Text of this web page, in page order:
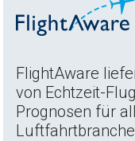
FlightAware
von Echtzeit-
Prognosen für